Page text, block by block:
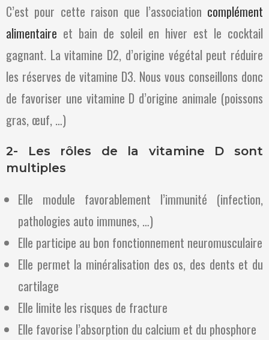
C’est pour cette raison que l’association complément
alimentaire et bain de soleil en hiver est le cocktail
gagnant. La vitamine D2, d’origine végétal peut réduire
les réserves de vitamine D3. Nous vous conseillons donc
de favoriser une vitamine D d’origine animale (poissons
gras, œuf, …)
2- Les rôles de la vitamine D sont
multiples
Elle module favorablement l’immunité (infection,
pathologies auto immunes, …)
Elle participe au bon fonctionnement neuromusculaire
Elle permet la minéralisation des os, des dents et du
cartilage
Elle limite les risques de fracture
Elle favorise l’absorption du calcium et du phosphore